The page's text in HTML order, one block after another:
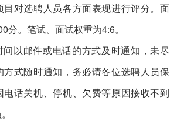
目对选聘人员各方面表现进行评分。面
分。笔试、面试权重为4:6。
间以邮件或电话的方式及时通知，未尽
方式随时通知，务必请各位选聘人员保
电话关机、停机、欠费等原因接收不到